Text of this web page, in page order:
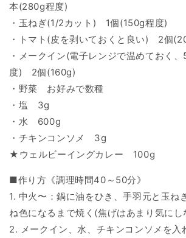
本(280g程度)
・玉ねぎ(1/2カット) 1個(150g程度)
・トマト(皮を剥いておくと良い) 2個
・メークイン(電子レンジで温めておく
度) 2個(160g)
・野菜 お好みで数種
・塩 3g
・水 600g
・チキンコンソメ 3g
★ウェルビーイングカレー 100g
■作り方《調理時間40～50分》
1. 中火〜：鍋に油をひき、手羽元と玉ね
ね色になるまで焼く(焦げはあまり気にし
2. メークイン、水、チキンコンソメを入